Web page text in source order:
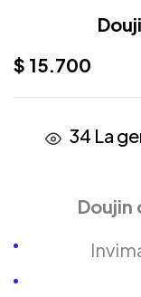
$ 15.700
34 La
Doujin